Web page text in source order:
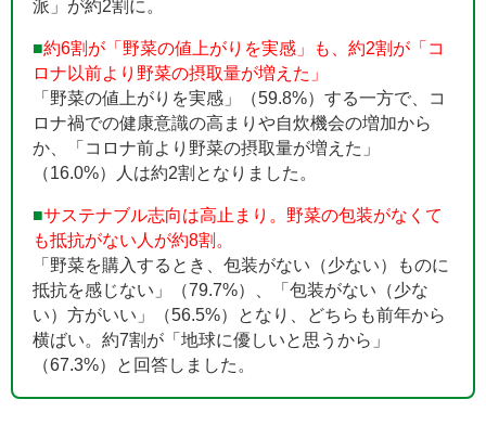
派」が約2割に。
■約6割が「野菜の値上がりを実感」も、約2割が「コ
ロナ以前より野菜の摂取量が増えた」
「野菜の値上がりを実感」（59.8%）する一方で、コ
ロナ禍での健康意識の高まりや自炊機会の増加から
か、「コロナ前より野菜の摂取量が増えた」
（16.0%）人は約2割となりました。
■サステナブル志向は高止まり。野菜の包装がなくて
も抵抗がない人が約8割。
「野菜を購入するとき、包装がない（少ない）ものに
抵抗を感じない」（79.7%）、「包装がない（少な
い）方がいい」（56.5%）となり、どちらも前年から
横ばい。約7割が「地球に優しいと思うから」
（67.3%）と回答しました。